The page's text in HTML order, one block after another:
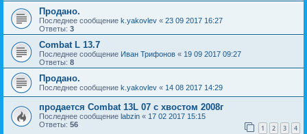
Продано.
Последнее сообщение k.yakovlev « 23 09 2017 16:27
Ответы: 3
Combat L 13.7
Последнее сообщение Иван Трифонов « 19 09 2017 09:27
Ответы: 8
Продано.
Последнее сообщение k.yakovlev « 14 08 2017 14:29
продается Combat 13L 07 с хвостом 2008г
Последнее сообщение labzin « 17 02 2017 15:15
Ответы: 56 1 2 3 4